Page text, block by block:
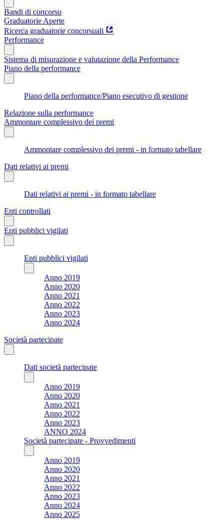
Bandi di concorso
Graduatorie Aperte
Ricerca graduatorie concorsuali
Performance
Sistema di misurazione e valutazione della Performance
Piano della performance
Piano della performance/Piano esecutivo di gestione
Relazione sulla performance
Ammontare complessivo dei premi
Ammontare complessivo dei premi - in formato tabellare
Dati relativi ai premi
Dati relativi ai premi - in formato tabellare
Enti controllati
Enti pubblici vigilati
Enti pubblici vigilati
Anno 2019
Anno 2020
Anno 2021
Anno 2022
Anno 2023
Anno 2024
Società partecipate
Dati società partecipate
Anno 2019
Anno 2020
Anno 2021
Anno 2022
Anno 2023
ANNO 2024
Società partecipate - Provvedimenti
Anno 2019
Anno 2020
Anno 2021
Anno 2022
Anno 2023
Anno 2024
Anno 2025